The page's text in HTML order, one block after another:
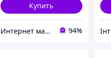
Купить
Интернет магазин Західний 94%